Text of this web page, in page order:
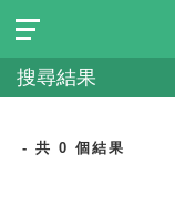
搜尋結果
- 共 0 個結果